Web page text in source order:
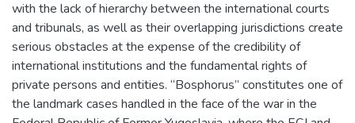
with the lack of hierarchy between the international courts
and tribunals, as well as their overlapping jurisdictions create
serious obstacles at the expense of the credibility of
international institutions and the fundamental rights of
private persons and entities. “Bosphorus” constitutes one of
the landmark cases handled in the face of the war in the